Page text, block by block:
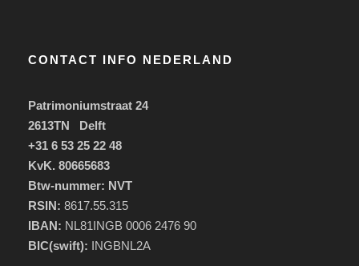
CONTACT INFO NEDERLAND
Patrimoniumstraat 24
2613TN Delft
+31 6 53 25 22 48
KvK. 80665683
Btw-nummer: NVT
RSIN: 8617.55.315
IBAN: NL81INGB 0006 2476 90
BIC(swift): INGBNL2A